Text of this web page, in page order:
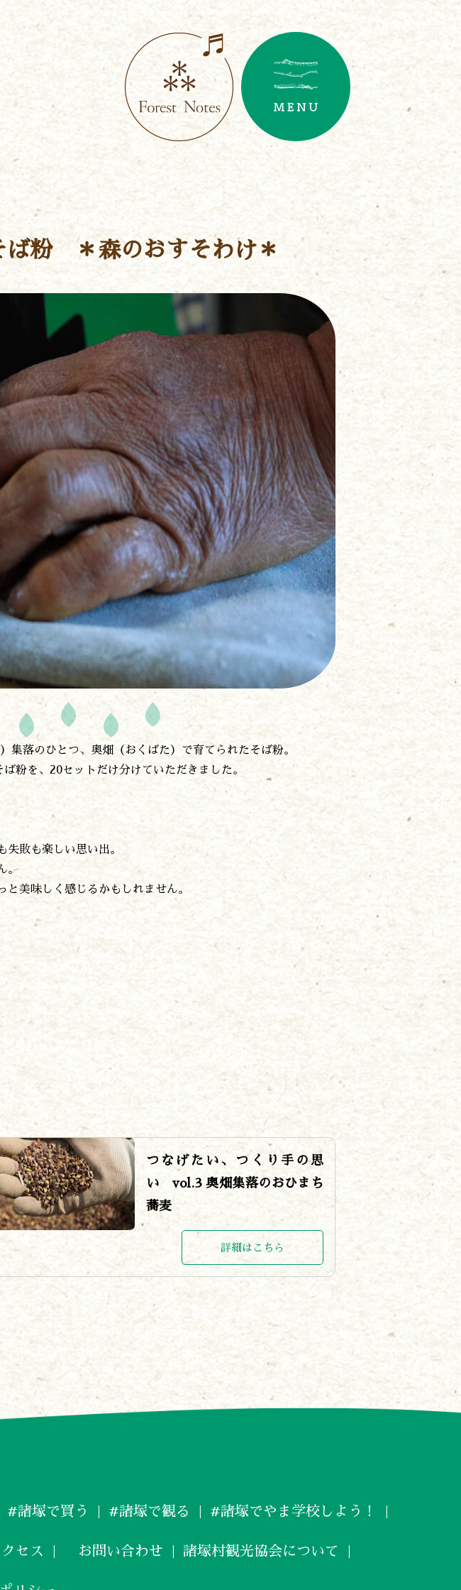
ば粉 ＊森のおすそわけ＊
落のひとつ、奥畑（おくばた）で育てられたそば粉。
粉を、20セットだけ分けていただきました。
敗も楽しい思い出。
。
美味しく感じるかもしれません。
つなげたい、つくり手の思
い vol.3 奥畑集落のおひまち
蕎麦
詳細はこちら
#諸塚で買う #諸塚で観る #諸塚でやま学校しよう！
セス お問い合わせ 諸塚村観光協会について
いて
シー
いたけの館21内